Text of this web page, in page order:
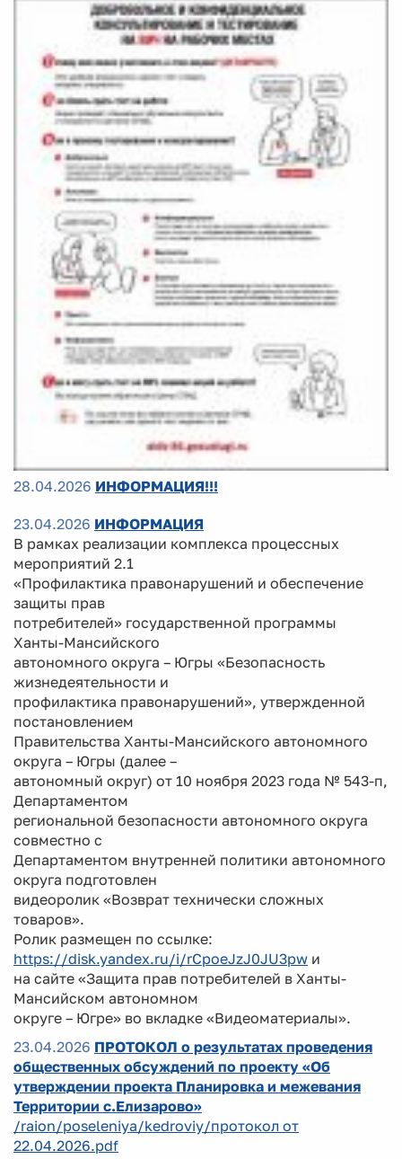
28.04.2026 ИНФОРМАЦИЯ!!!
23.04.2026 ИНФОРМАЦИЯ
В рамках реализации комплекса процессных
мероприятий 2.1
«Профилактика правонарушений и обеспечение
защиты прав
потребителей» государственной программы
Ханты-Мансийского
автономного округа – Югры «Безопасность
жизнедеятельности и
профилактика правонарушений», утвержденной
постановлением
Правительства Ханты-Мансийского автономного
округа – Югры (далее –
автономный округ) от 10 ноября 2023 года № 543-п,
Департаментом
региональной безопасности автономного округа
совместно с
Департаментом внутренней политики автономного
округа подготовлен
видеоролик «Возврат технически сложных
товаров».
Ролик размещен по ссылке:
https://disk.yandex.ru/i/rCpoeJzJ0JU3pw и
на сайте «Защита прав потребителей в Ханты-
Мансийском автономном
округе – Югре» во вкладке «Видеоматериалы».
23.04.2026 ПРОТОКОЛ о результатах проведения
общественных обсуждений по проекту «Об
утверждении проекта Планировка и межевания
Территории с.Елизарово»
/raion/poseleniya/kedroviy/протокол от
22.04.2026.pdf